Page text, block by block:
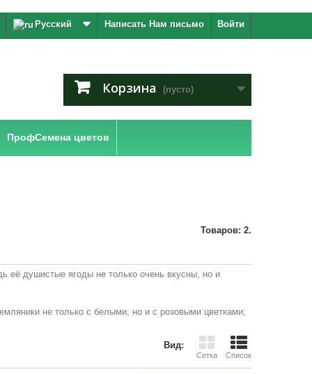
Войти
Написать Нам письмо
Русский
Корзина (пусто)
ПрофСемена цветов
Товаров: 2.
её душистые ягоды не только очень вкусны, но и
не только с белыми, но и с розовыми цветками;
Вид:
Сетка Список